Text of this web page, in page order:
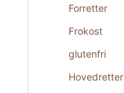
Forretter
Frokost
glutenfri
Hovedretter